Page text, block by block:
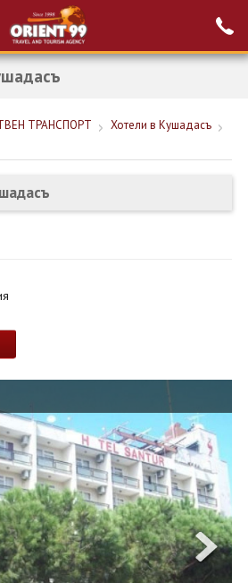
ТУРЦИЯ
КОНТАКТИ
Запитване
ТРАНСПОРТ
Хотели в Кушадасъ